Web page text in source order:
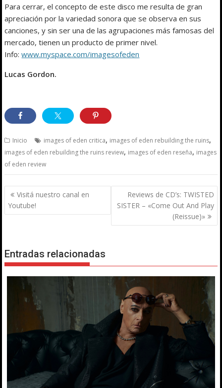
Para cerrar, el concepto de este disco me resulta de gran
apreciación por la variedad sonora que se observa en sus
canciones, y sin ser una de las agrupaciones más famosas del
mercado, tienen un producto de primer nivel.
Info:www.myspace.com/imagesofeden
Lucas Gordon.
Inicio images of eden critica, images of eden rebuilding the ruins,
images of eden rebuilding the ruins review, images of eden reseña, images
of eden review
Navegación
de
entradas
Visitá nuestro canal en
Youtube!
Reviews de CD’s: TWISTED
SISTER – «Come Out And Play
(Reissue)»
Entradas relacionadas